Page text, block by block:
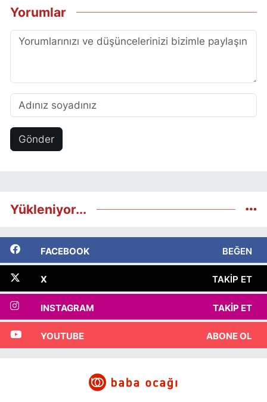
Yorumlar
Gönder
Yükleniyor...
FACEBOOK BEĞEN
X TAKIP ET
INSTAGRAM TAKIP ET
YOUTUBE ABONE OL